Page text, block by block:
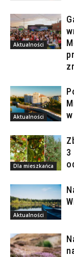
Aktualności
Aktualności
Dla mieszkańca
3
Aktualności